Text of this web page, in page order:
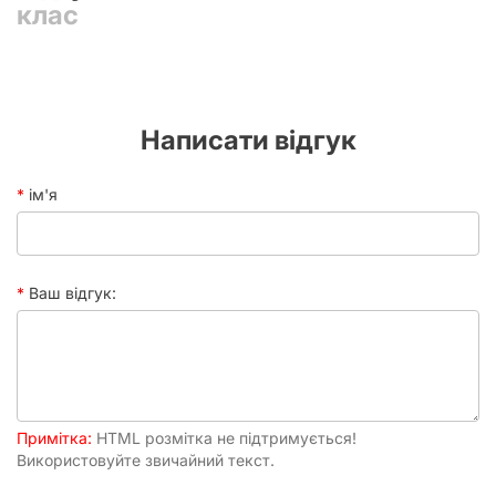
Неперевершений Майстер Хоррору:
задуматися над темними сторонами людської натури
та крихкістю реальності, пропонуючи не лише страх,
текстом у повній мірі.
Ідеально для Колекціонерів:"Поплавлений клас"
експресивний малюнок Іто – це самостійний вид
мистецтва, який ідеально доповнює моторошні
сюжети, занурюючи читача в атмосферу кошмару.
клас
Написати відгук
ім'я
Ваш відгук:
Примітка: HTML розмітка не підтримується!
Використовуйте звичайний текст.